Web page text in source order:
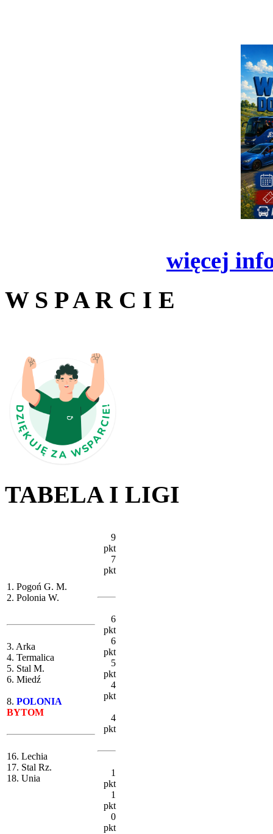
więcej
W S P A R C I E
TABELA I LIGI
1. Pogoń G. M.
2. Polonia W.
3. Arka
4. Termalica
5. Stal M.
6. Miedź
8. POLONIA
BYTOM
16. Lechia
17. Stal Rz.
18. Unia
9
pkt
7
pkt
6
pkt
6
pkt
5
pkt
4
pkt
4
pkt
1
pkt
1
pkt
0
pkt